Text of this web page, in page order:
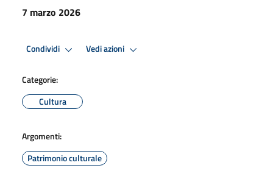
7 marzo 2026
Condividi Vedi azioni
Categorie:
Cultura
Argomenti:
Patrimonio culturale